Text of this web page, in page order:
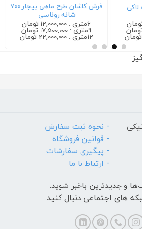
فرش کاشان طرح ماهی بیجار ۷۰۰
شانه روناسی
6متری : 12,000,000 تومان
9متری : 17,500,000 تومان
12متری : 22,000,000 تومان
- نحوه ثبت سفارش
- قوانین فروشگاه
- پیگیری سفارشات
- ارتباط با ما
و جدیدترین‌ باخبر شوید.
های اجتماعی دنبال کنید.